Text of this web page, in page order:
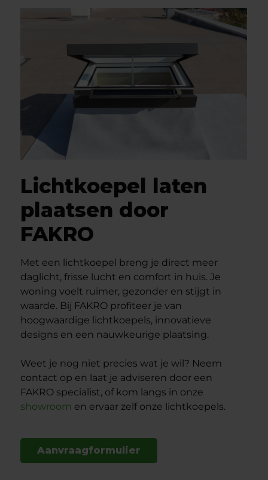
Lichtkoepel laten
plaatsen door
FAKRO
Met een lichtkoepel breng je direct meer
daglicht, frisse lucht en comfort in huis. Je
woning voelt ruimer, gezonder en stijgt in
waarde. Bij FAKRO profiteer je van
hoogwaardige lichtkoepels, innovatieve
designs en een nauwkeurige plaatsing.
Weet je nog niet precies wat je wil? Neem
contact op en laat je adviseren door een
FAKRO specialist, of kom langs in onze
showroom en ervaar zelf onze lichtkoepels.
Aanvraagformulier